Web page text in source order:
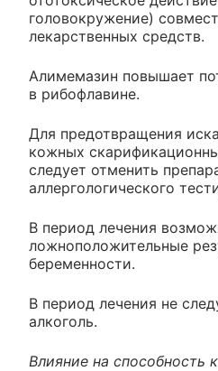
головокружение)
лекарственных средств.
Алимемазин повышает
в рибофлавине.
Для предотвращения
кожных
следует отменить
аллергологического
В период лечения
ложноположительные
беременности.
В период лечения не
алкоголь.
Влияние на способность